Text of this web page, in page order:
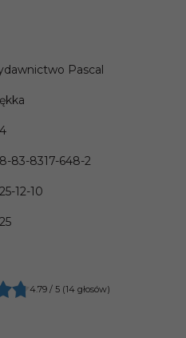
Pascal
83-8317-648-2
12-10
4.79 / 5 (14 głosów)